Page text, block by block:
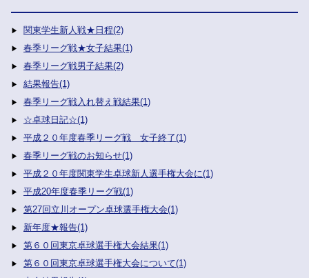
関東学生新人戦★日程(2)
春季リーグ戦★女子結果(1)
春季リーグ戦男子結果(2)
結果報告(1)
春季リーグ戦入れ替え戦結果(1)
☆卓球日記☆(1)
平成２０年度春季リーグ戦 女子終了(1)
春季リーグ戦のお知らせ(1)
平成２０年度関東学生卓球新人選手権大会に(1)
平成20年度春季リーグ戦(1)
第27回立川オープン卓球選手権大会(1)
新年度★報告(1)
第６０回東京卓球選手権大会結果(1)
第６０回東京卓球選手権大会について(1)